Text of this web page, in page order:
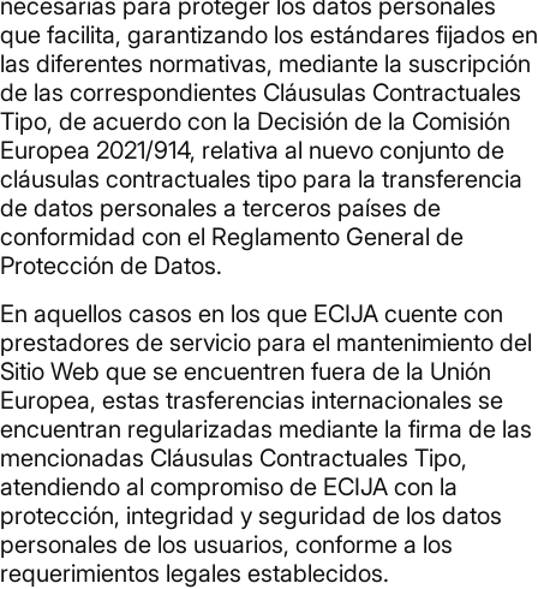
necesarias para proteger los datos personales
que facilita, garantizando los estándares fijados en
las diferentes normativas, mediante la suscripción
de las correspondientes Cláusulas Contractuales
Tipo, de acuerdo con la Decisión de la Comisión
Europea 2021/914, relativa al nuevo conjunto de
cláusulas contractuales tipo para la transferencia
de datos personales a terceros países de
conformidad con el Reglamento General de
Protección de Datos.
En aquellos casos en los que ECIJA cuente con
prestadores de servicio para el mantenimiento del
Sitio Web que se encuentren fuera de la Unión
Europea, estas trasferencias internacionales se
encuentran regularizadas mediante la firma de las
mencionadas Cláusulas Contractuales Tipo,
atendiendo al compromiso de ECIJA con la
protección, integridad y seguridad de los datos
personales de los usuarios, conforme a los
requerimientos legales establecidos.